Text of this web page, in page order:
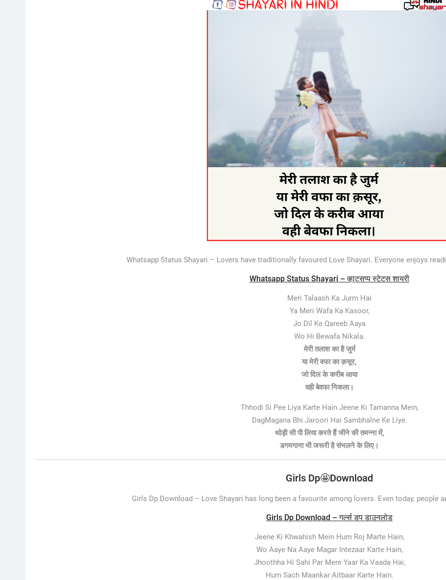
Whatsapp Status Shayari – Lovers have traditionally favoured Love Shayari. Everyone enjoys
Whatsapp Status Shayari – व्हाट्सप्प स्टेटस शायरी
Meri Talaash Ka Jurm Hai
Ya Meri Wafa Ka Kasoor,
Jo Dil Ke Qareeb Aaya
Wo Hi Bewafa Nikala.
मेरी तलाश का है जुर्म
या मेरी वफा का क़सूर,
जो दिल के करीब आया
वही बेवफा निकला।
Thhodi Si Pee Liya Karte Hain Jeene Ki Tamanna Mein,
DagMagana Bhi Jaroori Hai Sambhalne Ke Liye.
थोड़ी सी पी लिया करते हैं जीने की तमन्ना में,
डगमगाना भी जरूरी है संभलने के लिए।
Girls Dp🤩Download
Girls Dp Download – Love Shayari has long been a favourite among lovers. Even today, people
Girls Dp Download – गर्ल्स डप डाउनलोड
Jeene Ki Khwahish Mein Hum Roj Marte Hain,
Wo Aaye Na Aaye Magar Intezaar Karte Hain,
Jhoothha Hi Sahi Par Mere Yaar Ka Vaada Hai,
Hum Sach Maankar Aitbaar Karte Hain.